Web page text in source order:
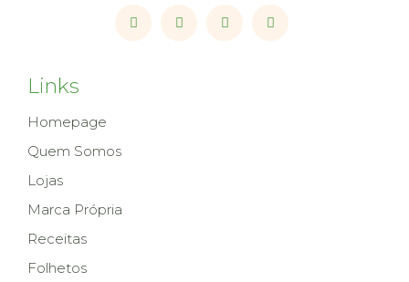
Links
Homepage
Quem Somos
Lojas
Marca Própria
Receitas
Folhetos